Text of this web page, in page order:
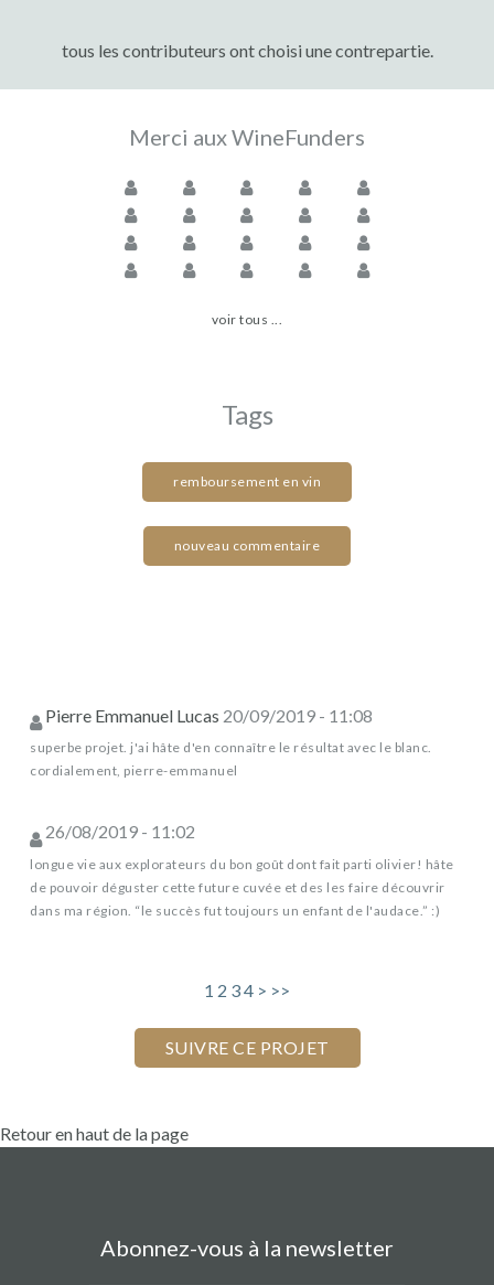
tous les contributeurs ont choisi une contrepartie.
Merci aux WineFunders
voir tous ...
Tags
remboursement en vin
nouveau commentaire
Pierre Emmanuel Lucas 20/09/2019 - 11:08
superbe projet. j'ai hâte d'en connaître le résultat avec le blanc.
cordialement, pierre-emmanuel
26/08/2019 - 11:02
longue vie aux explorateurs du bon goût dont fait parti olivier! hâte
de pouvoir déguster cette future cuvée et des les faire découvrir
dans ma région. “le succès fut toujours un enfant de l'audace.” :)
1 2 34 > >>
Retour en haut de la page
Abonnez-vous à la newsletter